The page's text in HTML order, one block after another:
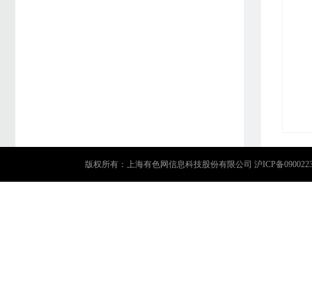
版权所有：上海有色网信息科技股份有限公司 沪ICP备